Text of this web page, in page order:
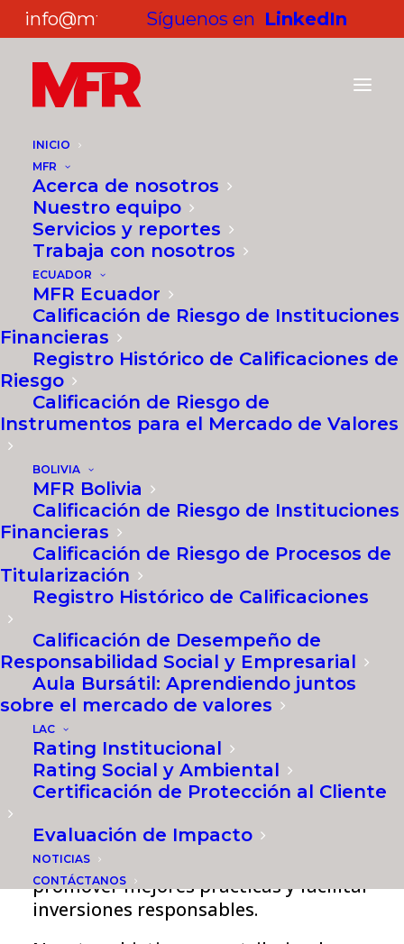
info@mf-rating.com
Síguenos en LinkedIn
INICIO
MFR
Acerca de nosotros
Nuestro equipo
Servicios y reportes
Trabaja con nosotros
ECUADOR
MFR Ecuador
Calificación de Riesgo de Instituciones
Financieras
Registro Histórico de Calificaciones de
Riesgo
Calificación de Riesgo de
Instrumentos para el Mercado de Valores
BOLIVIA
MFR Bolivia
Calificación de Riesgo de Instituciones
Financieras
Calificación de Riesgo de Procesos de
Titularización
Registro Histórico de Calificaciones
Calificación de Desempeño de
Responsabilidad Social y Empresarial
Aula Bursátil: Aprendiendo juntos
sobre el mercado de valores
LAC
Rating Institucional
Rating Social y Ambiental
Certificación de Protección al Cliente
Evaluación de Impacto
NOTICIAS
CONTÁCTANOS
Asistente Administrativo-
Ecuador
Híbrido - Medio tiempo
Oficina Quito, Ecuador
Descripción
Acerca de MFR
MFR es una Calificadora de Riesgos
Global, con 20 años de experiencia,
que proporciona opiniones
experticia técnica a la industria de las
finanzas inclusivas y sostenibles para
promover mejores prácticas y facilitar
inversiones responsables.